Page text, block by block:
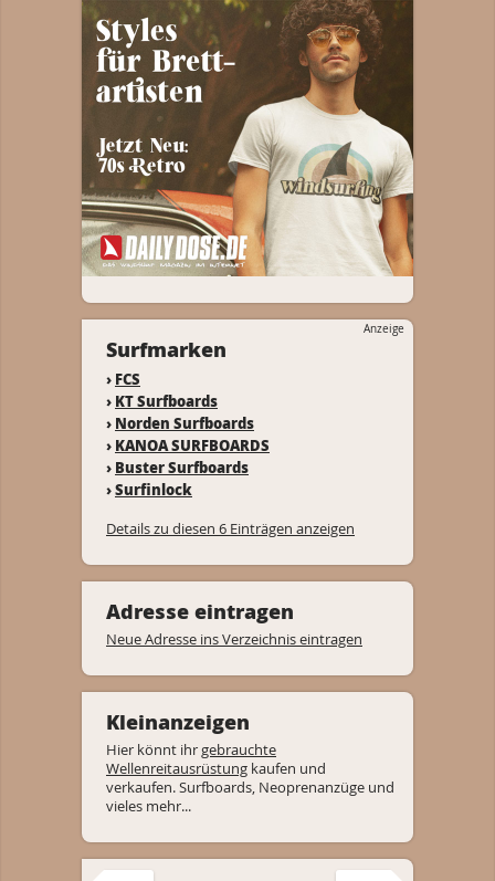
Anzeige
Surfmarken
› FCS
› KT Surfboards
› Norden Surfboards
› KANOA SURFBOARDS
› Buster Surfboards
›Surfinlock
Details zu diesen 6 Einträgen anzeigen
Adresse eintragen
Neue Adresse ins Verzeichnis eintragen
Kleinanzeigen
Hier könnt ihrgebrauchte
Wellenreitausrüstung kaufen und
verkaufen. Surfboards, Neoprenanzüge und
vieles mehr...